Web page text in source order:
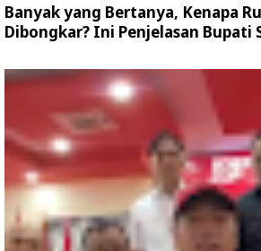
Banyak yang Bertanya, Kenapa
Dibongkar? Ini Penjelasan Bupati